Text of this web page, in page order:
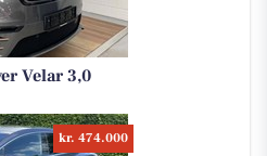
Velar 3,0
kr. 474.000